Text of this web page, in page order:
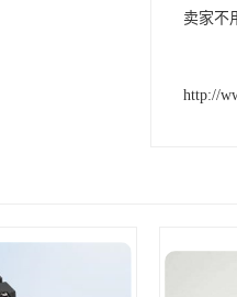
卖家不
http://